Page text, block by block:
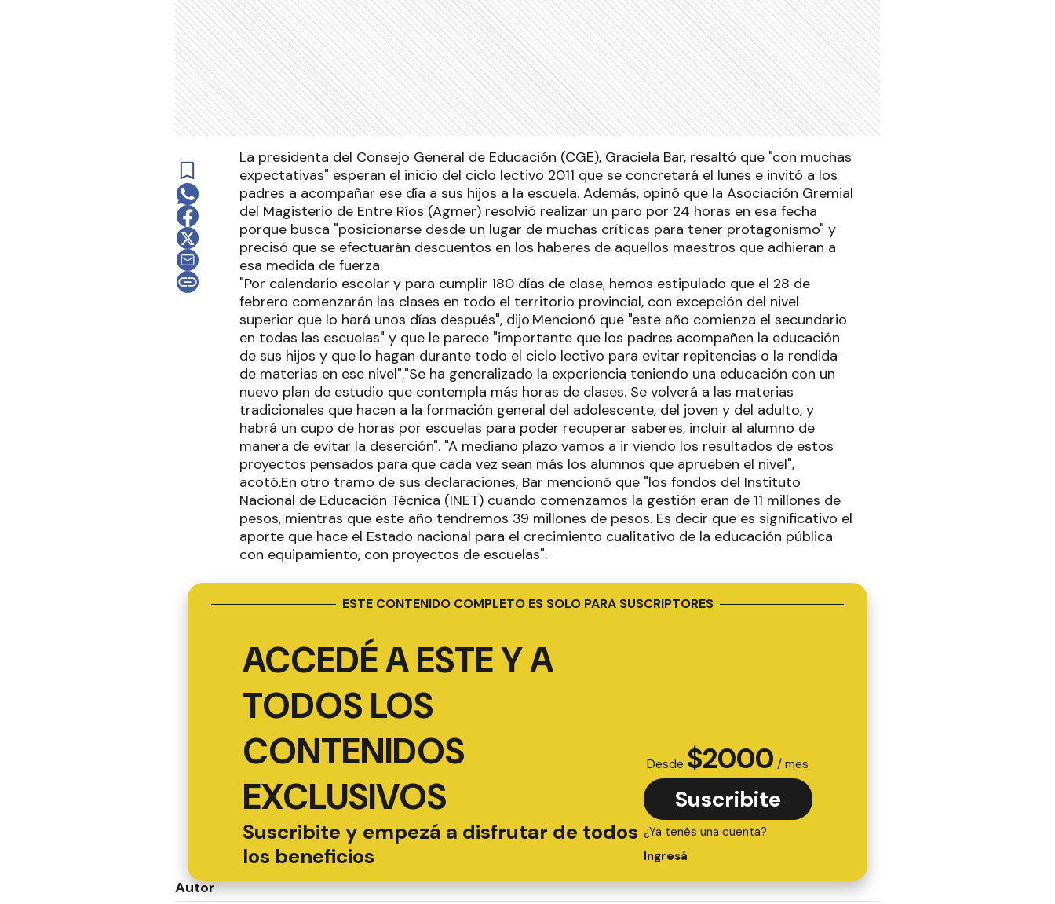
La presidenta del Consejo General de Educación (CGE), Graciela Bar, resaltó que "con muchas
expectativas" esperan el inicio del ciclo lectivo 2011 que se concretará el lunes e invitó a los
padres a acompañar ese día a sus hijos a la escuela. Además, opinó que la Asociación Gremial
del Magisterio de Entre Ríos (Agmer) resolvió realizar un paro por 24 horas en esa fecha
porque busca "posicionarse desde un lugar de muchas críticas para tener protagonismo" y
precisó que se efectuarán descuentos en los haberes de aquellos maestros que adhieran a
esa medida de fuerza.
"Por calendario escolar y para cumplir 180 días de clase, hemos estipulado que el 28 de
febrero comenzarán las clases en todo el territorio provincial, con excepción del nivel
superior que lo hará unos días después", dijo.Mencionó que "este año comienza el secundario
en todas las escuelas" y que le parece "importante que los padres acompañen la educación
de sus hijos y que lo hagan durante todo el ciclo lectivo para evitar repitencias o la rendida
de materias en ese nivel"."Se ha generalizado la experiencia teniendo una educación con un
nuevo plan de estudio que contempla más horas de clases. Se volverá a las materias
tradicionales que hacen a la formación general del adolescente, del joven y del adulto, y
habrá un cupo de horas por escuelas para poder recuperar saberes, incluir al alumno de
manera de evitar la deserción". "A mediano plazo vamos a ir viendo los resultados de estos
proyectos pensados para que cada vez sean más los alumnos que aprueben el nivel",
acotó.En otro tramo de sus declaraciones, Bar mencionó que "los fondos del Instituto
Nacional de Educación Técnica (INET) cuando comenzamos la gestión eran de 11 millones de
pesos, mientras que este año tendremos 39 millones de pesos. Es decir que es significativo el
aporte que hace el Estado nacional para el crecimiento cualitativo de la educación pública
con equipamiento, con proyectos de escuelas".
ESTE CONTENIDO COMPLETO ES SOLO PARA SUSCRIPTORES
ACCEDÉ A ESTE Y A
TODOS LOS
CONTENIDOS
EXCLUSIVOS
Suscribite y empezá a disfrutar de todos
los beneficios
Desde $2000 / mes
Suscribite
¿Ya tenés una cuenta?
Ingresá
Autor